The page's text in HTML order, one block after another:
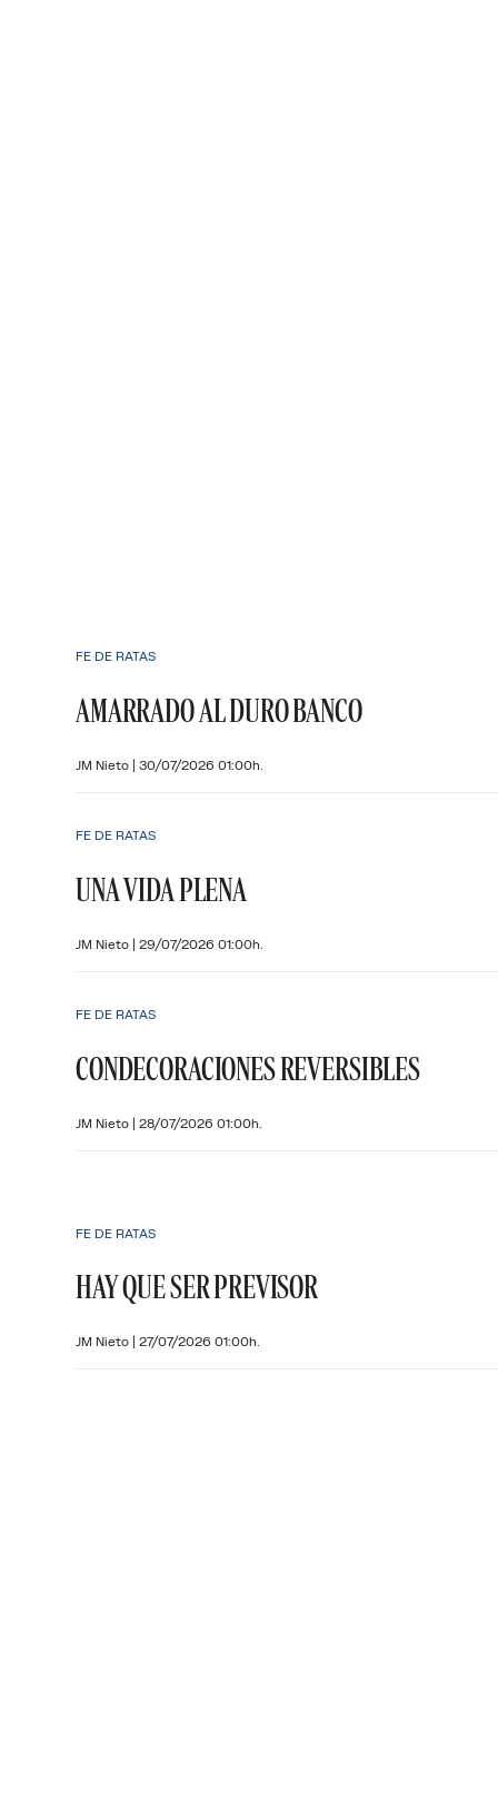
FE DE RATAS
AMARRADO AL DURO BANCO
JM Nieto | 30/07/2026 01:00h.
FE DE RATAS
UNA VIDA PLENA
JM Nieto | 29/07/2026 01:00h.
FE DE RATAS
CONDECORACIONES REVERSIBLES
JM Nieto | 28/07/2026 01:00h.
FE DE RATAS
HAY QUE SER PREVISOR
JM Nieto | 27/07/2026 01:00h.